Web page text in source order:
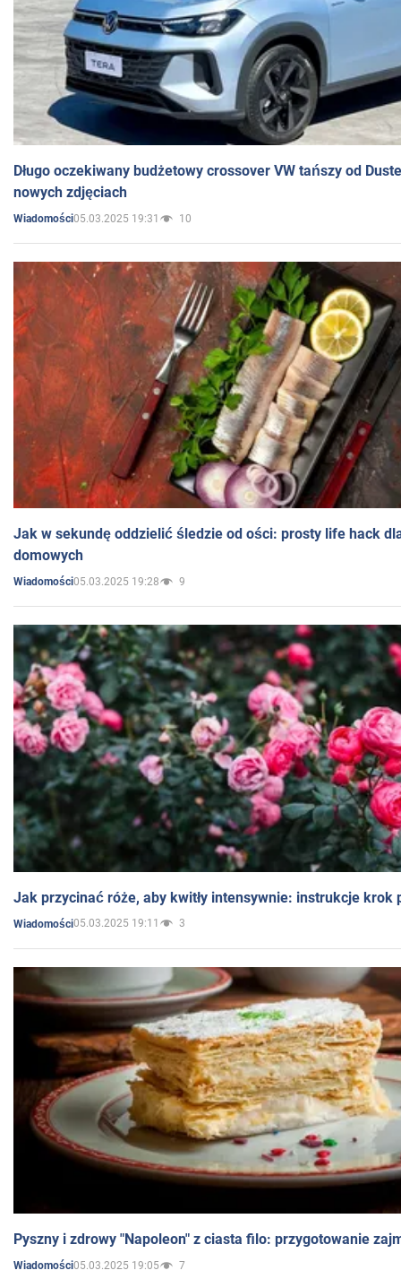
Długo oczekiwany budżetowy crossover VW tańszy od
nowych zdjęciach
Wiadomości05.03.2025 19:31 10
Jak w sekundę oddzielić śledzie od ości: prosty life hack
domowych
Wiadomości05.03.2025 19:28 9
Jak przycinać róże, aby kwitły intensywnie: instrukcje krok
Wiadomości05.03.2025 19:11 3
Pyszny i zdrowy "Napoleon" z ciasta filo: przygotowanie
Wiadomości05.03.2025 19:05 7